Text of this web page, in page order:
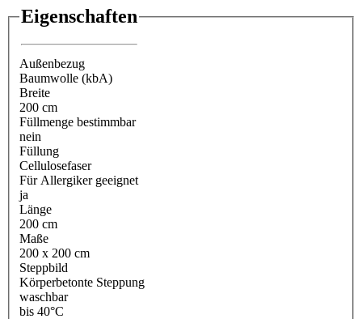
Eigenschaften
Außenbezug
Baumwolle (kbA)
Breite
200 cm
Füllmenge bestimmbar
nein
Füllung
Cellulosefaser
Für Allergiker geeignet
ja
Länge
200 cm
Maße
200 x 200 cm
Steppbild
Körperbetonte Steppung
waschbar
bis 40°C